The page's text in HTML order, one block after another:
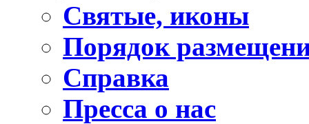
Святые, иконы
Порядок
Справка
Пресса о нас